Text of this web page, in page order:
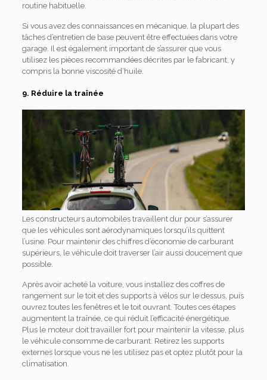
routine habituelle.
Si vous avez des connaissances en mécanique, la plupart des
tâches d’entretien de base peuvent être effectuées dans votre
garage. Il est également important de s’assurer que vous
utilisez les pièces recommandées décrites par le fabricant, y
compris la bonne viscosité d’huile.
9. Réduire la traînée
Les constructeurs automobiles travaillent dur pour s’assurer
que les véhicules sont aérodynamiques lorsqu’ils quittent
l’usine. Pour maintenir des chiffres d’économie de carburant
supérieurs, le véhicule doit traverser l’air aussi doucement que
possible.
Après avoir acheté la voiture, vous installez des coffres de
rangement sur le toit et des supports à vélos sur le dessus, puis
ouvrez toutes les fenêtres et le toit ouvrant. Toutes ces étapes
augmentent la traînée, ce qui réduit l’efficacité énergétique.
Plus le moteur doit travailler fort pour maintenir la vitesse, plus
le véhicule consomme de carburant. Retirez les supports
externes lorsque vous ne les utilisez pas et optez plutôt pour la
climatisation.